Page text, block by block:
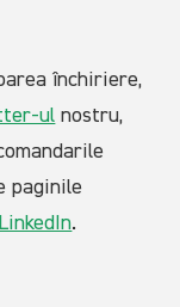
închiriere,
ul nostru,
paginile
LinkedIn.